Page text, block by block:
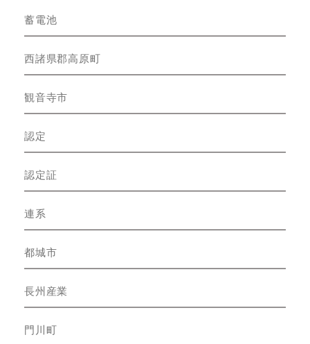
蓄電池
西諸県郡高原町
観音寺市
認定
認定証
連系
都城市
長州産業
門川町